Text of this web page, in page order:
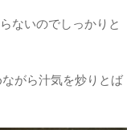
ないのでしっかりと
がら汁気を炒りとば